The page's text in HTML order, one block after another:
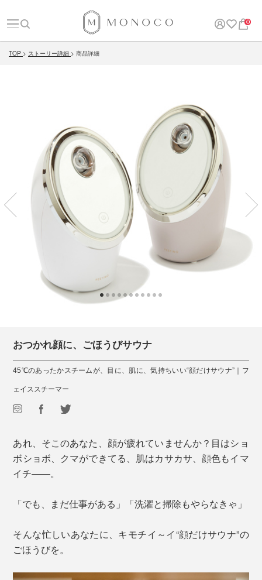
0
TOP ストーリー詳細 商品詳細
おつかれ顔に、ごほうびサウナ
45℃のあったかスチームが、目に、肌に、気持ちいい“顔だけサウナ”｜フ
ェイススチーマー
あれ、そこのあなた、顔が疲れていませんか？目はショ
ボショボ、クマができてる、肌はカサカサ、顔色もイマ
イチ――。
「でも、まだ仕事がある」「洗濯と掃除もやらなきゃ」
そんな忙しいあなたに、キモチイ～イ“顔だけサウナ”の
ごほうびを。